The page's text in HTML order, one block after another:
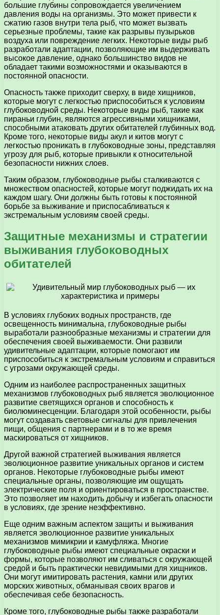
большие глубины сопровождается увеличением
давления воды на организмы. Это может привести к
сжатию газов внутри тела рыб, что может вызвать
серьезные проблемы, такие как разрывы пузырьков
воздуха или повреждение легких. Некоторые виды рыб
разработали адаптации, позволяющие им выдерживать
высокое давление, однако большинство видов не
обладает такими возможностями и оказываются в
постоянной опасности.
Опасность также приходит сверху, в виде хищников,
которые могут с легкостью приспособиться к условиям
глубоководной среды. Некоторые виды рыб, такие как
пираньи глубин, являются агрессивными хищниками,
способными атаковать других обитателей глубинных вод.
Кроме того, некоторые виды акул и китов могут с
легкостью проникать в глубоководные зоны, представляя
угрозу для рыб, которые привыкли к относительной
безопасности нижних слоев.
Таким образом, глубоководные рыбы сталкиваются с
множеством опасностей, которые могут поджидать их на
каждом шагу. Они должны быть готовы к постоянной
борьбе за выживание и приспосабливаться к
экстремальным условиям своей среды.
Защитные механизмы и стратегии
выживания глубоководных
обитателей
В условиях глубоких водных пространств, где
освещенность минимальна, глубоководные рыбы
выработали разнообразные механизмы и стратегии для
обеспечения своей выживаемости. Они развили
удивительные адаптации, которые помогают им
приспособиться к экстремальным условиям и справиться
с угрозами окружающей среды.
Одним из наиболее распространенных защитных
механизмов глубоководных рыб является эволюционное
развитие светящихся органов и способность к
биолюминесценции. Благодаря этой особенности, рыбы
могут создавать световые сигналы для привлечения
пищи, общения с партнерами и в то же время
маскироваться от хищников.
Другой важной стратегией выживания является
эволюционное развитие уникальных органов и систем
органов. Некоторые глубоководные рыбы имеют
специальные органы, позволяющие им ощущать
электрические поля и ориентироваться в пространстве.
Это позволяет им находить добычу и избегать опасности
в условиях, где зрение неэффективно.
Еще одним важным аспектом защиты и выживания
является эволюционное развитие уникальных
механизмов мимикрии и камуфляжа. Многие
глубоководные рыбы имеют специальные окраски и
формы, которые позволяют им сливаться с окружающей
средой и быть практически невидимыми для хищников.
Они могут имитировать растения, камни или других
морских животных, обманывая своих врагов и
обеспечивая себе безопасность.
Кроме того, глубоководные рыбы также разработали